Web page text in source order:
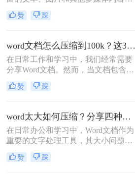
可能会变得异常庞大，这不仅占用了
大量存储空间，还拖慢了文件传输速
本文将介绍三种有效的DOCX文档压
缩方法，帮助读者轻松解决这一难
题。
赞 踩
word文档怎么压缩到100k？这3种压缩方法很实用！
在日常工作和学习中，我们经常需要
分享Word文档。然而，当文档包含大
量图片、表格或其他元素时，其体积
可能会变得非常大，这不仅占用了存
那么word文档怎么压缩到100k呢？本
文将介绍三种有效的方法来帮助您将
Word文档压缩至100K以下。
赞 踩
word太大如何压缩？分享四种轻松压缩方法！
在日常办公和学习中，Word文档作为
重要的文字处理工具，其大小问题时
常困扰着我们。过大的Word文件不仅
占用存储空间，还影响文件传输速度
赞 踩